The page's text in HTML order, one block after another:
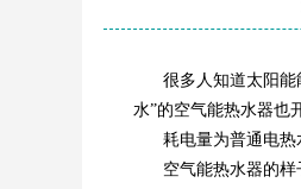
很多人知道太阳能
水”的空气能热水器也
耗电量为普通电
空气能热水器的